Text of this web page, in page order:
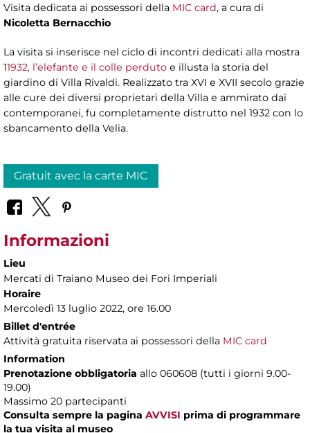
Visita dedicata ai possessori della MIC card, a cura di
Nicoletta Bernacchio
La visita si inserisce nel ciclo di incontri dedicati alla mostra
11932, l’elefante e il colle perduto e illusta la storia del
giardino di Villa Rivaldi. Realizzato tra XVI e XVII secolo grazie
alle cure dei diversi proprietari della Villa e ammirato dai
contemporanei, fu completamente distrutto nel 1932 con lo
sbancamento della Velia.
Gratuit avec la carte MIC
Informazioni
Lieu
Mercati di Traiano Museo dei Fori Imperiali
Horaire
Mercoledì 13 luglio 2022, ore 16.00
Billet d'entrée
Attività gratuita riservata ai possessori della MIC card
Information
Prenotazione obbligatoria allo 060608 (tutti i giorni 9.00-
19.00)
Massimo 20 partecipanti
Consulta sempre la pagina AVVISI prima di programmare
la tua visita al museo